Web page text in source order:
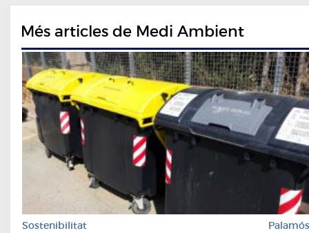
Més articles de Medi Ambient
Sostenibilitat Palamós